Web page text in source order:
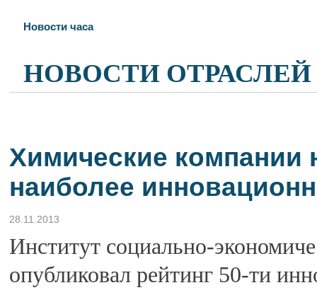
Новости часа
НОВОСТИ ОТРАСЛЕЙ
Химические компании
наиболее
28.11.2013
Институт социально-
опубликовал рейтинг 50-ти